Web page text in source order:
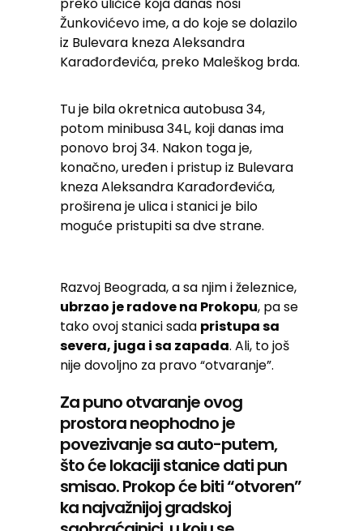
Žunkovićevo ime, a do koje se dolazilo
iz Bulevara kneza Aleksandra
Karađorđevića, preko Maleškog brda.
Tu je bila okretnica autobusa 34,
potom minibusa 34L, koji danas ima
ponovo broj 34. Nakon toga je,
konačno, uređen i pristup iz Bulevara
kneza Aleksandra Karađorđevića,
proširena je ulica i stanici je bilo
moguće pristupiti sa dve strane.
Razvoj Beograda, a sa njim i železnice,
ubrzao je radove na Prokopu, pa se
tako ovoj stanici sada pristupa sa
severa, juga i sa zapada. Ali, to još
nije dovoljno za pravo “otvaranje”.
Za puno otvaranje ovog
prostora neophodno je
povezivanje sa auto-putem,
što će lokaciji stanice dati pun
smisao. Prokop će biti “otvoren”
ka najvažnijoj gradskoj